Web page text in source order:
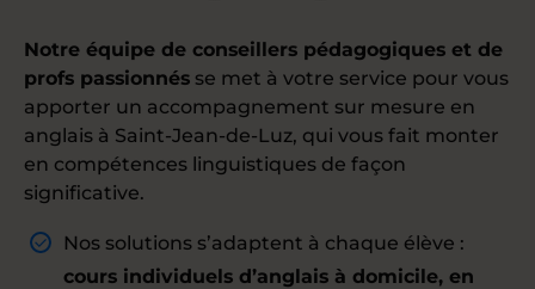
Notre équipe de conseillers pédagogiques et de
profs passionnés se met à votre service pour vous
apporter un accompagnement sur mesure en
anglais à Saint-Jean-de-Luz, qui vous fait monter
en compétences linguistiques de façon
significative.
Nos solutions s’adaptent à chaque élève :
cours individuels d’anglais à domicile, en